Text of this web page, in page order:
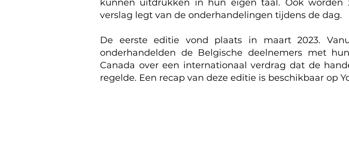
kunnen uitdrukken in hun eigen taal. Ook
verslag legt van de onderhandelingen tijdens de dag.
De eerste editie vond plaats in maart 2023.
onderhandelden de Belgische deelnemers met
Canada over een internationaal verdrag dat de
regelde. Een recap van deze editie is beschikbaar op